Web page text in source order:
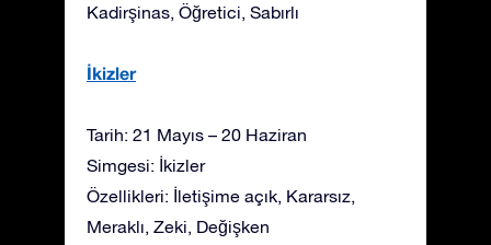
Kadirşinas, Öğretici, Sabırlı
İkizler
Tarih: 21 Mayıs – 20 Haziran
Simgesi: İkizler
Özellikleri: İletişime açık, Kararsız,
Meraklı, Zeki, Değişken